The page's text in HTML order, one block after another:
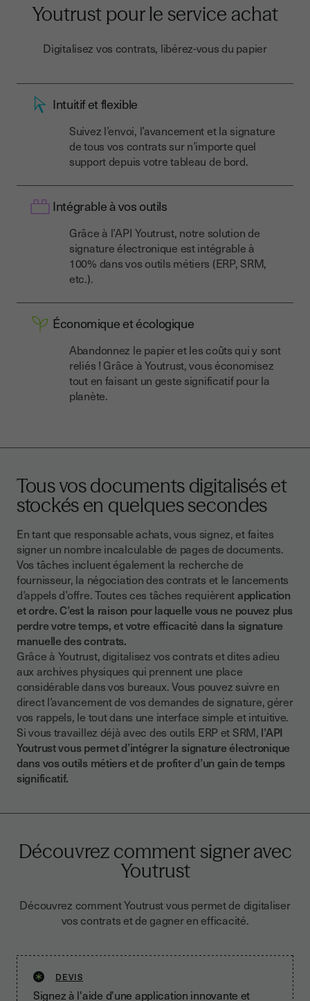
Youtrust pour le service achat
Digitalisez vos contrats, libérez-vous du papier
Intuitif et flexible
Suivez l’envoi, l’avancement et la signature
de tous vos contrats sur n’importe quel
support depuis votre tableau de bord.
Intégrable à vos outils
Grâce à l’API Youtrust, notre solution de
signature électronique est intégrable à
100% dans vos outils métiers (ERP, SRM,
etc.).
Économique et écologique
Abandonnez le papier et les coûts qui y sont
reliés ! Grâce à Youtrust, vous économisez
tout en faisant un geste significatif pour la
planète.
Tous vos documents digitalisés et
stockés en quelques secondes
En tant que responsable achats, vous signez, et faites
signer un nombre incalculable de pages de documents.
Vos tâches incluent également la recherche de
fournisseur, la négociation des contrats et le lancements
d’appels d’offre. Toutes ces tâches requièrentapplication
et ordre. C’est la raison pour laquelle vous ne pouvez plus
perdre votre temps, et votre efficacité dans la signature
manuelle des contrats.
Grâce à Youtrust, digitalisez vos contrats et dites adieu
aux archives physiques qui prennent une place
considérable dans vos bureaux. Vous pouvez suivre en
direct l’avancement de vos demandes de signature, gérer
vos rappels, le tout dans une interface simple et intuitive.
Si vous travaillez déjà avec des outils ERP et SRM, l’API
Youtrust vous permet d’intégrer la signature électronique
dans vos outils métiers et de profiter d’un gain de temps
significatif.
Découvrez comment signer avec
Youtrust
Découvrez comment Youtrust vous permet de digitaliser
vos contrats et de gagner en efficacité.
DEVIS
Signez à l'aide d'une application innovante et